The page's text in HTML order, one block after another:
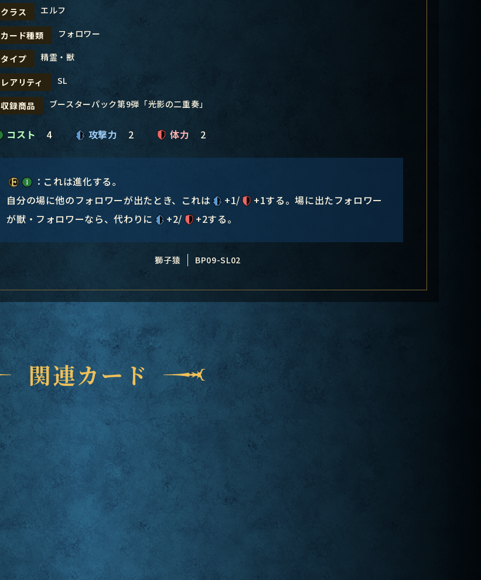
クラス エルフ
カード種類 フォロワー
タイプ 精霊・獣
レアリティ SL
収録商品 ブースターパック第9弾「光影の二重奏」
コスト 4 攻撃力 2 体力 2
：これは進化する。
自分の場に他のフォロワーが出たとき、これは
+1/
+1する。場に出たフォロワー
が獣・フォロワーなら、代わりに
+2/ +2する。
獅子猿 BP09-SL02
関連カード